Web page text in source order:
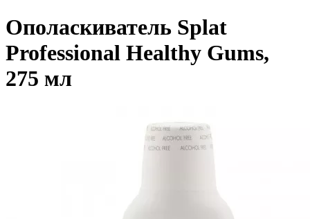
Ополаскиватель Splat
Professional Healthy Gums,
275 мл